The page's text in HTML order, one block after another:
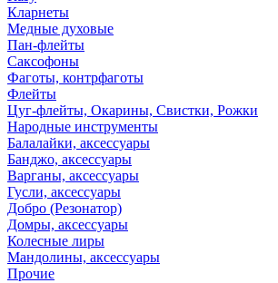
Кларнеты
Медные духовые
Пан-флейты
Саксофоны
Фаготы, контрфаготы
Флейты
Цуг-флейты, Окарины, Свистки, Рожки
Народные инструменты
Балалайки, аксессуары
Банджо, аксессуары
Варганы, аксессуары
Гусли, аксессуары
Добро (Резонатор)
Домры, аксессуары
Колесные лиры
Мандолины, аксессуары
Прочие